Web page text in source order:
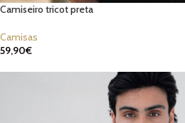
Camiseiro tricot preta
Camisas
59,90€